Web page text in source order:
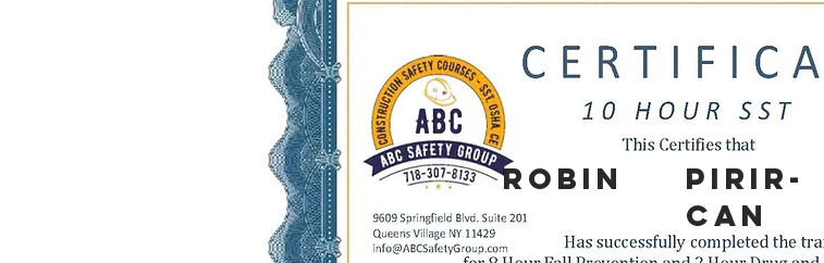
ROBIN
PIRIR-
CAN